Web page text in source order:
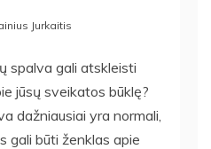
Jurkaitis
spalva gali atskleisti
jūsų sveikatos būklę?
dažniausiai yra normali,
gali būti ženklas apie